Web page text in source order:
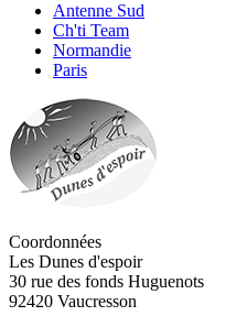
Antenne Sud
Ch'ti Team
Normandie
Paris
Coordonnées
Les Dunes d'espoir
30 rue des fonds Huguenots
92420 Vaucresson